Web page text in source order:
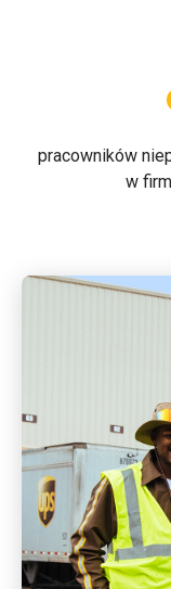
pracowników
w